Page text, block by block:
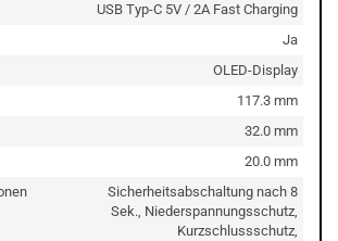
USB Typ-C 5V / 2A Fast Charging
Ja
OLED-Display
117.3 mm
32.0 mm
20.0 mm
Sicherheitsabschaltung nach 8
Sek., Niederspannungsschutz,
Kurzschlussschutz,